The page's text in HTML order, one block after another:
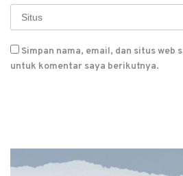
Simpan nama, email, dan situs web
untuk komentar saya berikutnya.